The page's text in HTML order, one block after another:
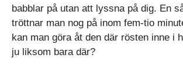
babblar på utan att lyssna på dig. En
tröttnar man nog på inom fem-tio
kan man göra åt den där rösten inne i
ju liksom bara där?